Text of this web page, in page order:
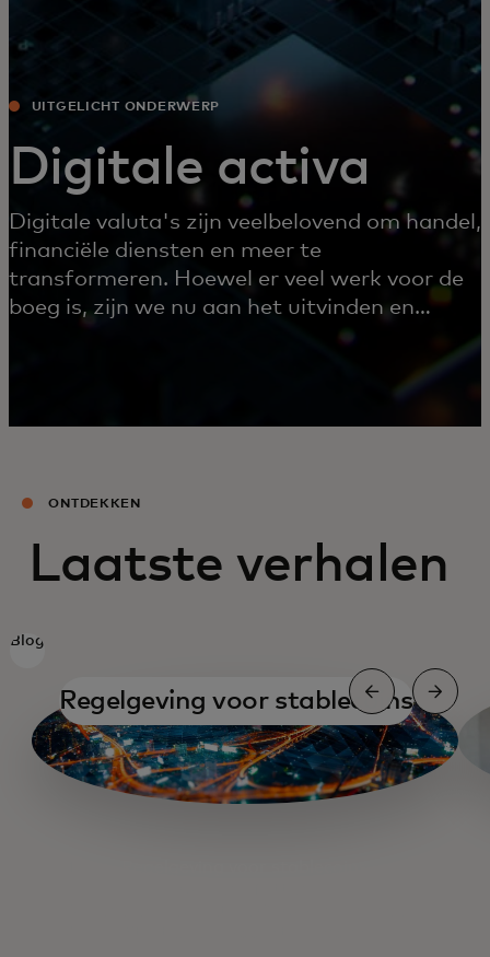
UITGELICHT ONDERWERP
Digitale activa
Digitale valuta's zijn veelbelovend om handel,
financiële diensten en meer te
transformeren. Hoewel er veel werk voor de
boeg is, zijn we nu aan het uitvinden en
samenwerken om deze toekomst mogelijk te
ONTDEKKEN
Laatste verhalen
Blog
Regelgeving voor stablecoins